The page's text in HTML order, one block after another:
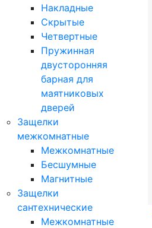
Накладные
Скрытые
Четвертные
Пружинная
двусторонняя
барная для
маятниковых
дверей
Защелки
межкомнатные
Межкомнатные
Бесшумные
Магнитные
Защелки
сантехнические
Межкомнатные